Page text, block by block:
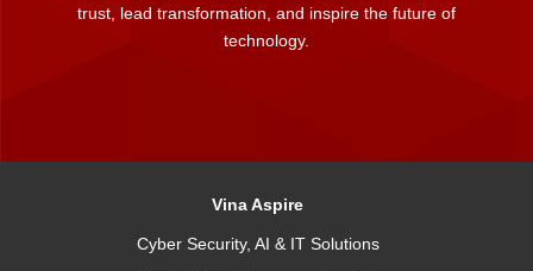
trust, lead transformation, and inspire the future of
technology.
Vina Aspire
Cyber Security, AI & IT Solutions